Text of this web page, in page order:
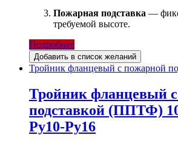
Пожарная подставка —
требуемой высоте.
Подробнее
Добавить в список желаний
Тройник фланцевый с пожарной
Тройник фланцевый
подставкой (ППТФ)
Ру10-Ру16